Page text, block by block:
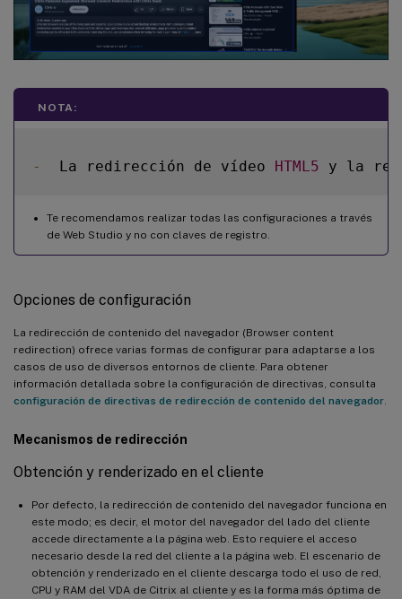
NOTA:
-
  La redirección de vídeo
HTML5 y la
Te recomendamos realizar todas las configuraciones a través
de Web Studio y no con claves de registro.
Opciones de configuración
La redirección de contenido del navegador (Browser content
redirection) ofrece varias formas de configurar para adaptarse a los
casos de uso de diversos entornos de cliente. Para obtener
información detallada sobre la configuración de directivas, consulta
configuración de directivas de redirección de contenido del navegador.
Mecanismos de redirección
Obtención y renderizado en el cliente
Por defecto, la redirección de contenido del navegador funciona en
este modo; es decir, el motor del navegador del lado del cliente
accede directamente a la página web. Esto requiere el acceso
necesario desde la red del cliente a la página web. El escenario de
obtención y renderizado en el cliente descarga todo el uso de red,
CPU y RAM del VDA de Citrix al cliente y es la forma más óptima de